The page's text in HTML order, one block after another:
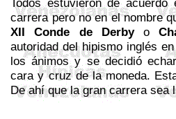
Todos estuvieron de
carrera pero no en el nombre
XII Conde de Derbyo
autoridad del hipismo inglés
los ánimos y se decidió
cara y cruz de la moneda.
De ahí que la gran carrera sea